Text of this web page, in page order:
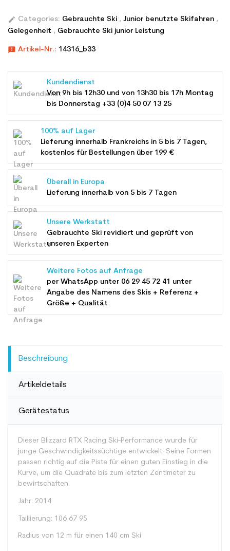
edit Categories: Gebrauchte Ski , Junior benutzte Skifahren ,
Gelegenheit , Gebrauchte Ski junior Leistung
announcement Artikel-Nr.: 14316_b33
Kundendienst
Von 9h bis 12h30 und von 13h30 bis 17h Montag
bis Donnerstag +33 (0)4 50 07 13 25
100% auf Lager
Lieferung innerhalb Frankreichs in 5 bis 7 Tagen,
kostenlos für Bestellungen über 199 €
Überall in Europa
Lieferung innerhalb von 5 bis 7 Tagen
Unsere Werkstatt
Gebrauchte Ski revidiert und geprüft von
unseren Experten
Weitere Fotos auf Anfrage
per WhatsApp unter 06 29 45 72 41 unter
Angabe des Namens des Skis + Referenz +
Größe + Qualität
Beschreibung
Artikeldetails
Gerätestatus
Dieser Blizzard RTX Racing Ski-Performance wurde für
junge Geschwindigkeitssüchtige entwickelt. Seine Formen
passen richtig auf die Piste für einen guten Einstieg in die
Kurve, um die Quadrate bis zum letzten Zentimeter zu
bewirtschaften.
Jahr: 2014
Taillierung: 106 67 95
Radius von 12 m für einen 140 cm Ski